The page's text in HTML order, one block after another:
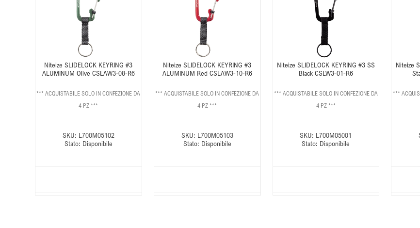
Niteize SLIDELOCK KEYRING #3
ALUMINUM Olive CSLAW3-08-R6
*** ACQUISTABILE SOLO IN CONFEZIONE DA
4 PZ ***
SKU: L700M05102
Stato: Disponibile
Niteize SLIDELOCK KEYRING #3
ALUMINUM Red CSLAW3-10-R6
*** ACQUISTABILE SOLO IN CONFEZIONE DA
4 PZ ***
SKU: L700M05103
Stato: Disponibile
Niteize SLIDELOCK KEYRING #3 SS
Black CSLW3-01-R6
*** ACQUISTABILE SOLO IN CONFEZIONE DA
4 PZ ***
SKU: L700M05001
Stato: Disponibile
Niteize
***